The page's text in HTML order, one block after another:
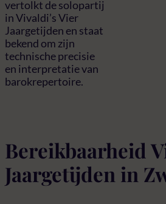
vertolkt de solopartij
in Vivaldi’s Vier
Jaargetijden en staat
bekend om zijn
technische precisie
en interpretatie van
barokrepertoire.
Bereikbaarheid
Jaargetijden in